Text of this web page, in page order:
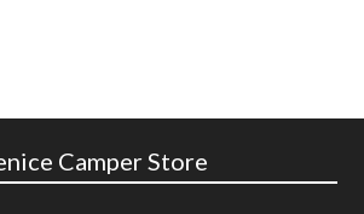
Camper Store